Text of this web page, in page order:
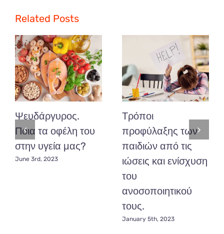
υγιεινό
θρεπτικό
κολατσιό!
Related Posts
Ψευδάργυρος.
Ποια τα οφέλη του
στην υγεία μας?
June 3rd, 2023
Τρόποι
προφύλαξης των
παιδιών από τις
ιώσεις και ενίσχυση
του
ανοσοποιητικού
τους.
January 5th, 2023